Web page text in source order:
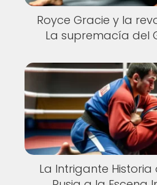
Royce Gracie y la
La supremacía del
La Intrigante Historia